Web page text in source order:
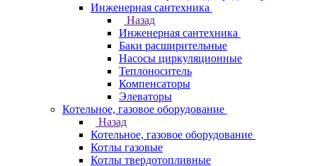
Инженерная сантехника
Назад
Инженерная сантехника
Баки расширительные
Насосы циркуляционные
Теплоноситель
Компенсаторы
Элеваторы
Котельное, газовое оборудование
Назад
Котельное, газовое оборудование
Котлы газовые
Котлы твердотопливные